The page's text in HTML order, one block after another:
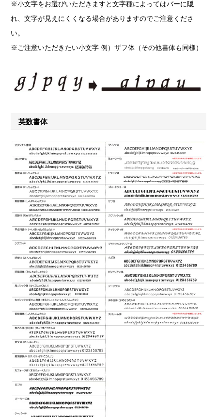
※小文字をお選びいただきますと文字種によってはバーに隠
れ、文字が見えにくくなる場合がありますのでご注意くださ
い。
※ご注意いただきたい小文字 例）ザフ体（その他書体も同様）
英数書体